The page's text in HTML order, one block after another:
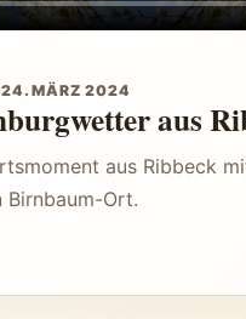
24. MÄRZ 2024
aus
aus Ribbeck
Birnbaum-Ort.